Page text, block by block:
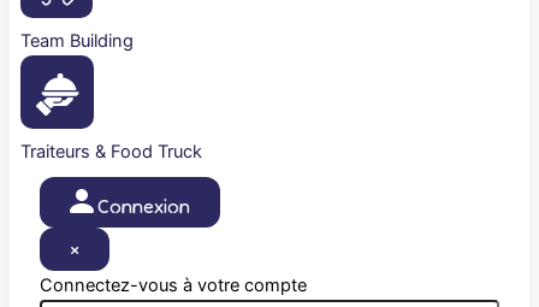
Team Building
Traiteurs & Food Truck
Connexion
×
Connectez-vous à votre compte